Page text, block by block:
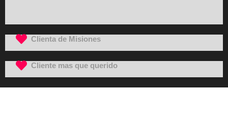
Clienta de Misiones
Cliente mas que querido